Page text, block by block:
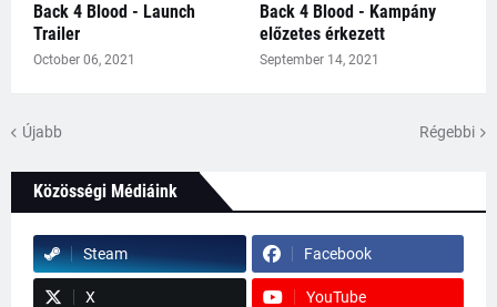
Back 4 Blood - Launch
Trailer
October 06, 2021
Back 4 Blood - Kampány
előzetes érkezett
September 14, 2021
Újabb Régebbi
Közösségi Médiáink
Steam Facebook
X YouTube